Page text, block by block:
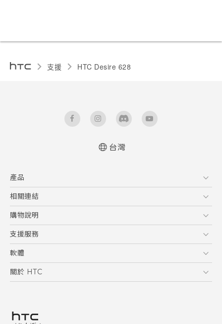
支援 HTC Desire 628‎
台灣
產品
5G
智慧型手機
配件
相關連結
HTC Research
購物說明
購物須知
訂單管理
付款方式
支援服務
到府收送維修服務
服務中心資訊
客戶服務佈告欄
軟體
應用程式
HTC Sync Manager
關於 HTC
投資人